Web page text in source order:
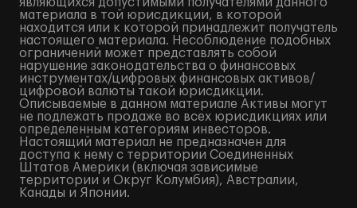
материала в той юрисдикции, в которой
находится или к которой принадлежит получатель
настоящего материала. Несоблюдение подобных
ограничений может представлять собой
нарушение законодательства о финансовых
инструментах/цифровых финансовых активов/
цифровой валюты такой юрисдикции.
Описываемые в данном материале Активы могут
не подлежать продаже во всех юрисдикциях или
определенным категориям инвесторов.
Настоящий материал не предназначен для
доступа к нему с территории Соединенных
Штатов Америки (включая зависимые
территории и Округ Колумбия), Австралии,
Канады и Японии.